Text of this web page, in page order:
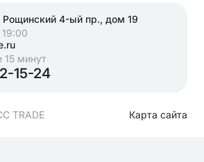
Рощинский 4-ый пр., дом 19
15 минут
15-24
TRADE Карта сайта